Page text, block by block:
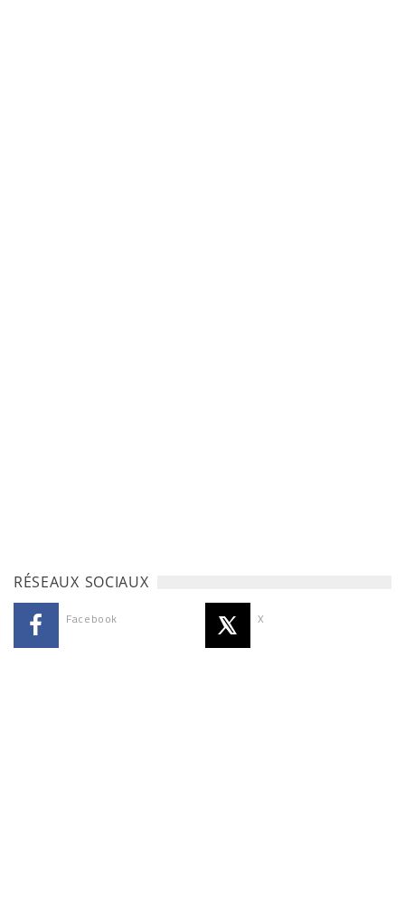
RÉSEAUX SOCIAUX
Facebook X